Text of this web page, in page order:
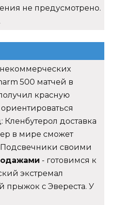
не предусмотрено.
500 матчей в
красную
Кленбутерол доставка
в мире сможет
Подсвечники своими
- готовимся к
экстремал
с Эвереста. У